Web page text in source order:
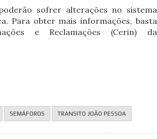
sofrer alterações no sistema
Para obter mais informações, basta
e Reclamações (Cerin) da
SEMÁFOROS TRANSITO JOÃO PESSOA